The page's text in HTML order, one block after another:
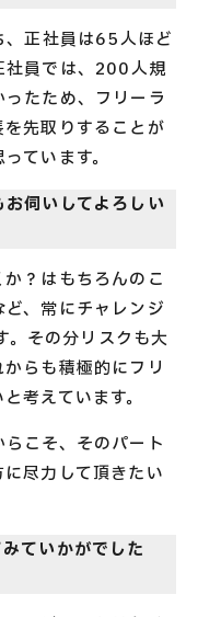
正社員は65人ほど
社員では、200人規
たため、フリーラ
先取りすることが
ています。
伺いしてよろしい
？はもちろんのこ
、常にチャレンジ
その分リスクも大
らも積極的にフリ
考えています。
こそ、そのパート
尽力して頂きたい
ていかがでした